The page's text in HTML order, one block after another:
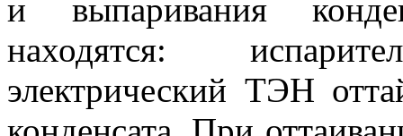
и выпаривания
находятся:
электрический ТЭН